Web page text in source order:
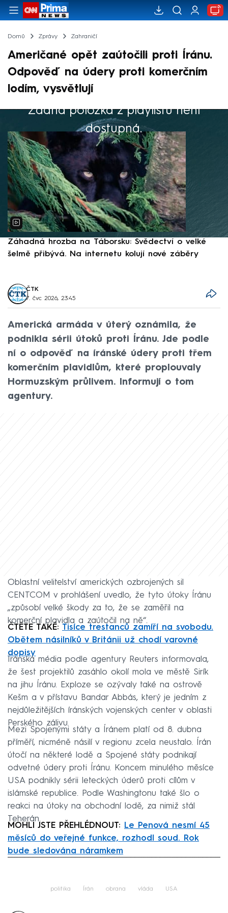
Domů Zprávy Zahraničí
Američané opět zaútočili proti Íránu.
Odpověď na údery proti komerčním
lodím, vysvětlují
Žádná položka z playlistu není
dostupná.
Výběr redakce
Záhadná hrozba na Táborsku: Svědectví o velké
šelmě přibývá. Na internetu kolují nové záběry
ČTK
7. čvc 2026, 23:45
Americká armáda v úterý oznámila, že
podnikla sérii útoků proti Íránu. Jde podle
ní o odpověď na íránské údery proti třem
komerčním plavidlům, které proplouvaly
Hormuzským průlivem. Informují o tom
agentury.
Oblastní velitelství amerických ozbrojených sil
CENTCOM v prohlášení uvedlo, že tyto útoky Íránu
„způsobí velké škody za to, že se zaměřil na
komerční plavidla a zaútočil na ně“.
ČTĚTE TAKÉ: Tisíce trestanců zamíří na svobodu.
Obětem násilníků v Británii už chodí varovné
dopisy
Íránská média podle agentury Reuters informovala,
že šest projektilů zasáhlo okolí mola ve městě Sirík
na jihu Íránu. Exploze se ozývaly také na ostrově
Kešm a v přístavu Bandar Abbás, který je jedním z
nejdůležitějších íránských vojenských center v oblasti
Perského zálivu.
Mezi Spojenými státy a Íránem platí od 8. dubna
příměří, nicméně násilí v regionu zcela neustalo. Írán
útočí na některé lodě a Spojené státy podnikají
odvetné údery proti Íránu. Koncem minulého měsíce
USA podnikly sérii leteckých úderů proti cílům v
islámské republice. Podle Washingtonu také šlo o
reakci na útoky na obchodní lodě, za nimiž stál
Teherán.
MOHLI JSTE PŘEHLÉDNOUT:
Le Penová nesmí 45
měsíců do veřejné funkce, rozhodl soud. Rok
bude sledována náramkem
politika Írán obrana vláda USA